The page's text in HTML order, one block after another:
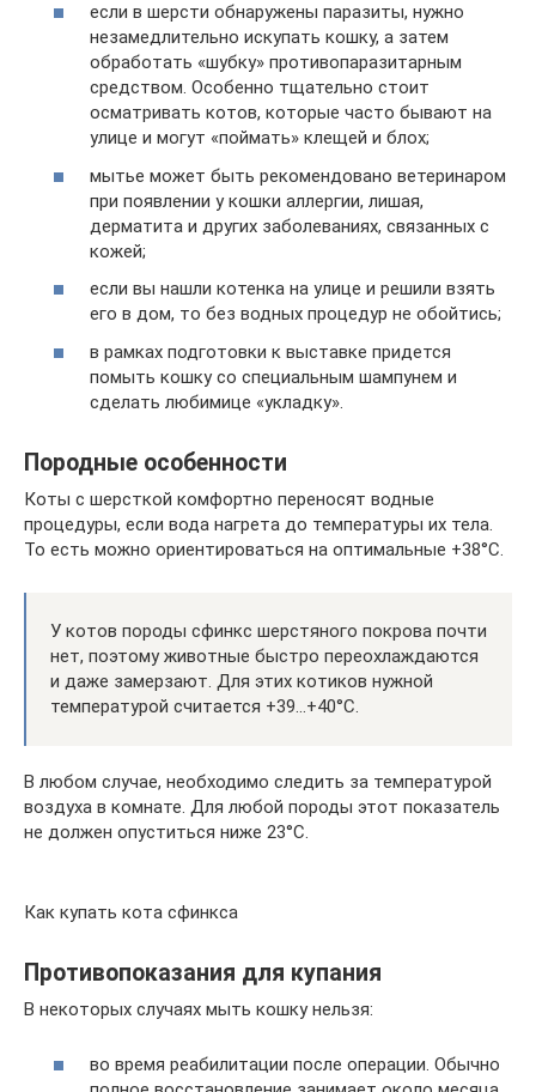
если в шерсти обнаружены паразиты, нужно
незамедлительно искупать кошку, а затем
обработать «шубку» противопаразитарным
средством. Особенно тщательно стоит
осматривать котов, которые часто бывают на
улице и могут «поймать» клещей и блох;
мытье может быть рекомендовано ветеринаром
при появлении у кошки аллергии, лишая,
дерматита и других заболеваниях, связанных с
кожей;
если вы нашли котенка на улице и решили взять
его в дом, то без водных процедур не обойтись;
в рамках подготовки к выставке придется
помыть кошку со специальным шампунем и
сделать любимице «укладку».
Породные особенности
Коты с шерсткой комфортно переносят водные
процедуры, если вода нагрета до температуры их тела.
То есть можно ориентироваться на оптимальные +38°C.
У котов породы сфинкс шерстяного покрова почти
нет, поэтому животные быстро переохлаждаются
и даже замерзают. Для этих котиков нужной
температурой считается +39…+40°C.
В любом случае, необходимо следить за температурой
воздуха в комнате. Для любой породы этот показатель
не должен опуститься ниже 23°C.
Как купать кота сфинкса
Противопоказания для купания
В некоторых случаях мыть кошку нельзя:
во время реабилитации после операции. Обычно